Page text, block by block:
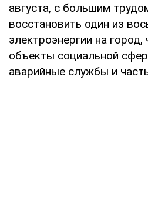
августа, с большим
восстановить один из
электроэнергии на
объекты социальной
аварийные службы и